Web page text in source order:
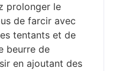
prolonger le
de farcir avec
tentants et de
beurre de
en ajoutant des